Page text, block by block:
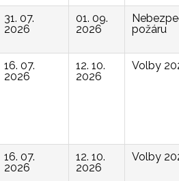
31. 07.
2026
01. 09.
2026
požáru
16. 07.
2026
12. 10.
2026
Volby
16. 07.
2026
12. 10.
2026
Volby